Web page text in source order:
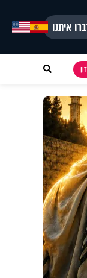
איתנו